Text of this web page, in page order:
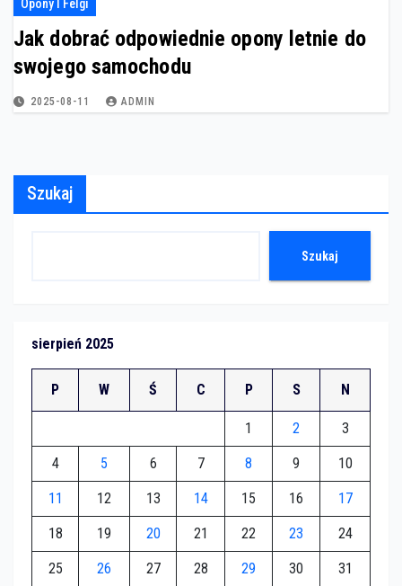
Opony I Felgi
Jak dobrać odpowiednie opony letnie do
swojego samochodu
2025-08-11 ADMIN
Szukaj
Szukaj
sierpień 2025
P W Ś C P S N
1 2 3
4 5 6 7 8 9 10
11 12 13 14 15 16 17
18 19 20 21 22 23 24
25 26 27 28 29 30 31